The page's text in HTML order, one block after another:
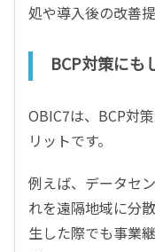
処や導入後の改善
BCP対策にも
OBIC7は、BCP対
リットです。
例えば、データセ
れを遠隔地域に分
生した際でも事業